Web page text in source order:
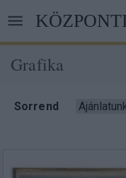
tartalomra
Grafika
Sorrend